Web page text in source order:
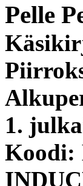
Pelle
1.
Koodi: